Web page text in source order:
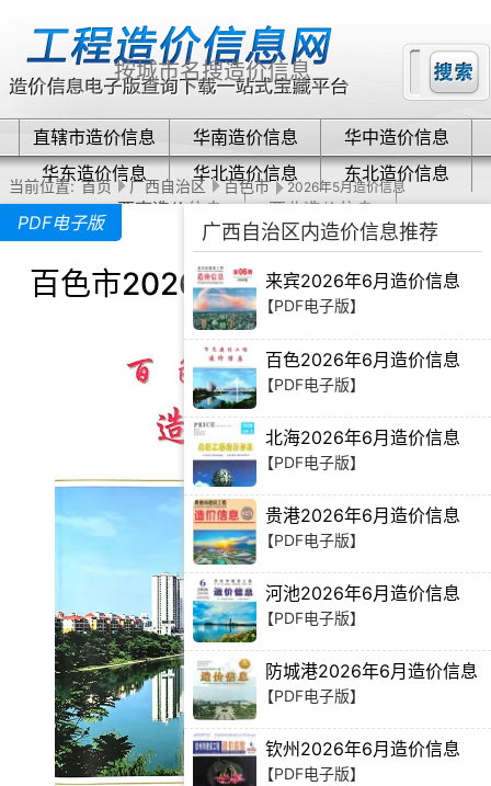
直辖市造价信息 华南造价信息
华中造价信息
华东造价信息
华北造价信息
东北造价信息
西南造价信息
西北造价信息
当前位置: 首页 广西自治区 百色市 2026年5月造价信息
PDF电子版
百色市2026年5月造价信息下载
广西自治区内造价信息推荐
来宾2026年6月造价信息
【PDF电子版】
百色2026年6月造价信息
【PDF电子版】
北海2026年6月造价信息
【PDF电子版】
贵港2026年6月造价信息
【PDF电子版】
河池2026年6月造价信息
【PDF电子版】
防城港2026年6月造价信息
【PDF电子版】
钦州2026年6月造价信息
【PDF电子版】